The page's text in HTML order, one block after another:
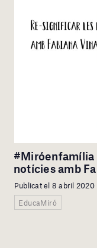
#Miróenfamília
notícies amb
Publicat el 8 abril 2020
EducaMiró